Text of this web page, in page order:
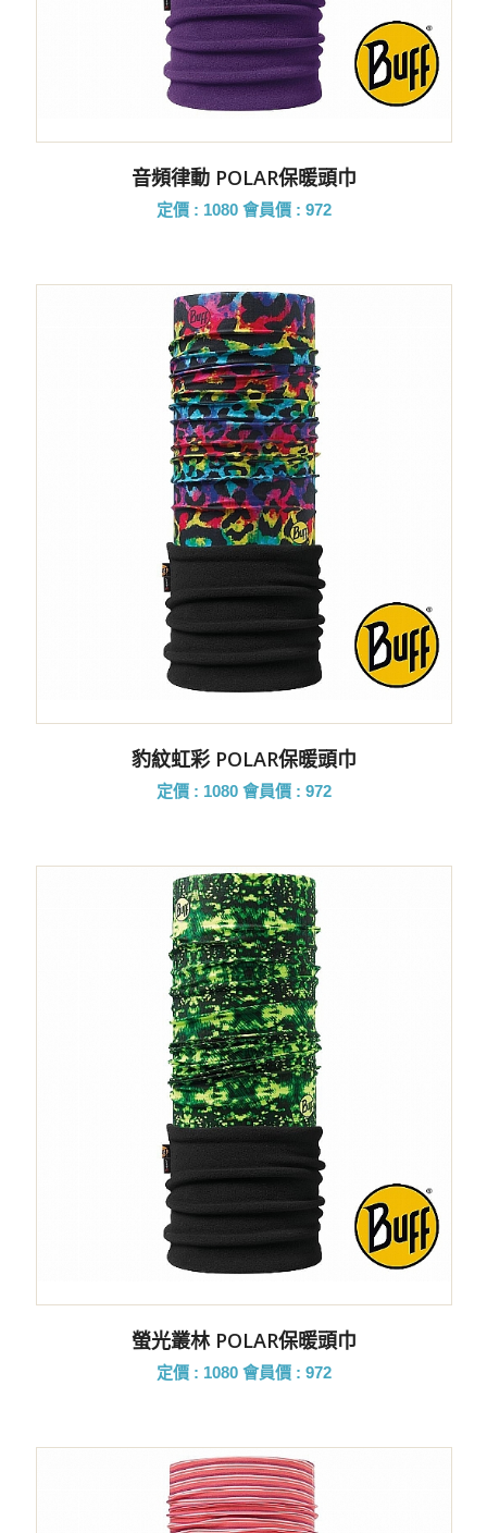
音頻律動 POLAR保暖頭巾
定價 : 1080 會員價 : 972
豹紋虹彩 POLAR保暖頭巾
定價 : 1080 會員價 : 972
螢光叢林 POLAR保暖頭巾
定價 : 1080 會員價 : 972